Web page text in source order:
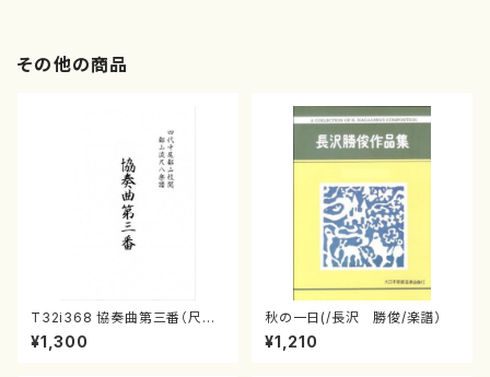
その他の商品
T32i368 協奏曲第三番（尺八/
唯是震一/楽譜）都山流公刊楽譜
曲番:2073
¥1,300
秋の一日(/長沢 勝俊/楽譜）
¥1,210